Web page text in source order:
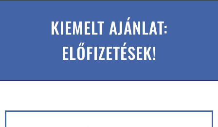
KIEMELT AJÁNLAT:
ELŐFIZETÉSEK!